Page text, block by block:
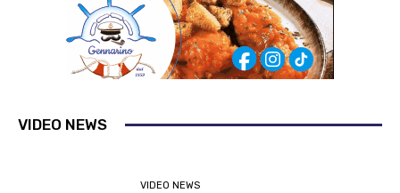
VIDEO NEWS
VIDEO NEWS